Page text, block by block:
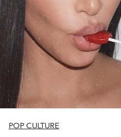
POP CULTURE